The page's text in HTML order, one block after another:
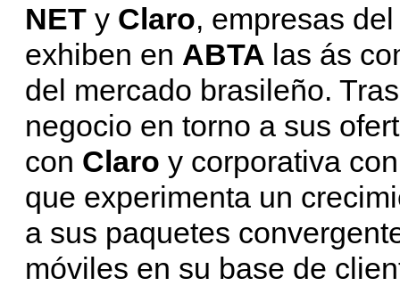
NET y Claro, empresas
exhiben en ABTA las ás
del mercado brasileño.
negocio en torno a sus
con Claro y corporativa
que experimenta un
a sus paquetes
móviles en su base de